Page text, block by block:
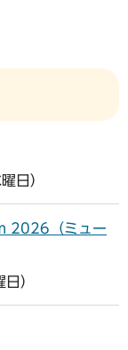
日）
2026（ミュー
）